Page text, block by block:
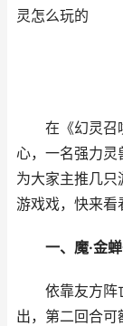
灵怎么玩的
在《幻灵召唤
心，一名强力
为大家主推几
游戏戏，快来看
一、魔·金
依靠友方阵亡
出，第二回合